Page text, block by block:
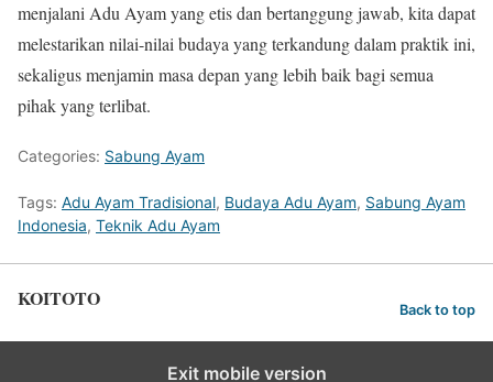
menjalani Adu Ayam yang etis dan bertanggung jawab, kita dapat
melestarikan nilai-nilai budaya yang terkandung dalam praktik ini,
sekaligus menjamin masa depan yang lebih baik bagi semua
pihak yang terlibat.
Categories: Sabung Ayam
Tags: Adu Ayam Tradisional, Budaya Adu Ayam, Sabung Ayam
Indonesia, Teknik Adu Ayam
KOITOTO Back to top
Exit mobile version